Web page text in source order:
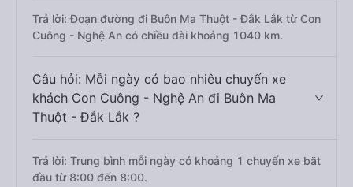
Trả lời: Đoạn đường đi Buôn Ma Thuột - Đắk Lắk từ Con
Cuông - Nghệ An có chiều dài khoảng 1040 km.
Câu hỏi: Mỗi ngày có bao nhiêu chuyến xe
khách Con Cuông - Nghệ An đi Buôn Ma
Thuột - Đắk Lắk ?
Trả lời: Trung bình mỗi ngày có khoảng 1 chuyến xe bắt
đầu từ 8:00 đến 8:00.